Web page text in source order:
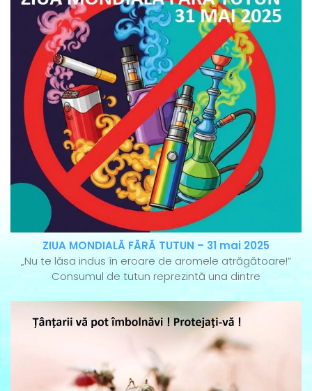
ZIUA MONDIALĂ FĂRĂ TUTUN – 31 mai 2025
„Nu te lăsa indus în eroare de aromele atrăgătoare!”
Consumul de tutun reprezintă una dintre